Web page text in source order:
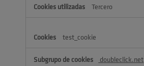
Tercero
test_cookie
doubleclick.net